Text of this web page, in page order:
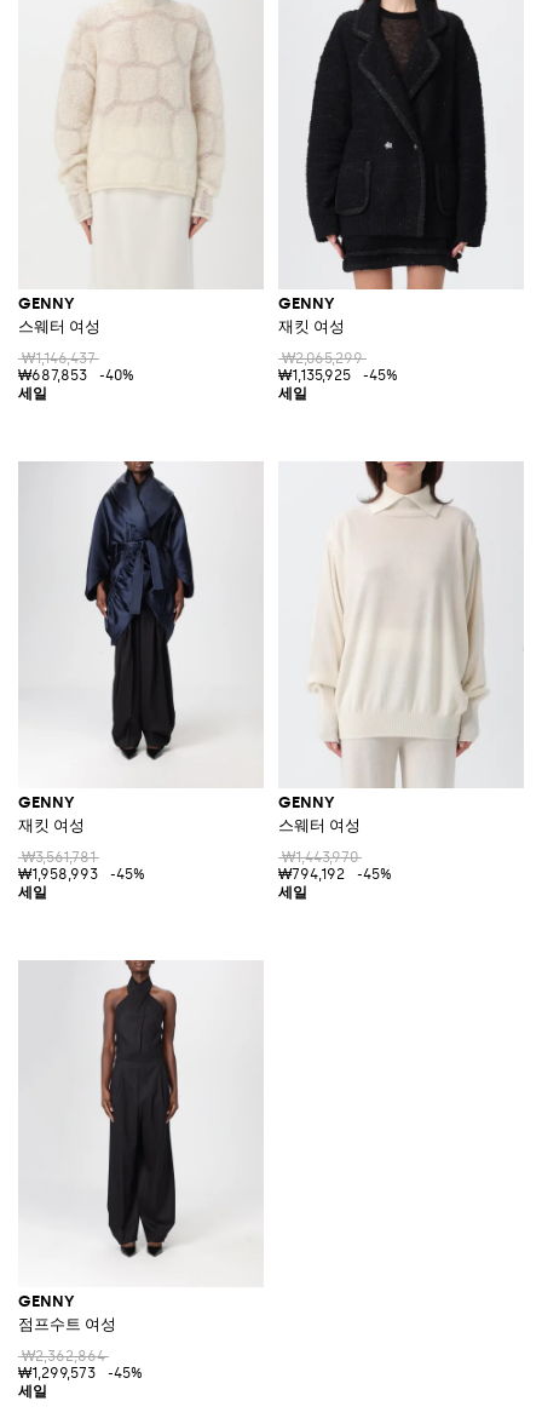
GENNY
스웨터 여성
₩1,146,437
₩687,853
-40%
GENNY
재킷 여성
₩2,065,299
₩1,135,925
-45%
GENNY
재킷 여성
₩3,561,781
₩1,958,993
-45%
GENNY
스웨터 여성
₩1,443,970
₩794,192
-45%
GENNY
점프수트 여성
₩2,362,864
₩1,299,573
-45%